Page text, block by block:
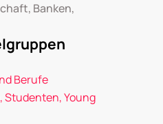
Banken,
Berufe
Studenten, Young